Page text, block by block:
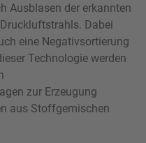
Ausblasen der erkannten
Dabei
eine Negativsortierung
Technologie werden
zur Erzeugung
aus Stoffgemischen